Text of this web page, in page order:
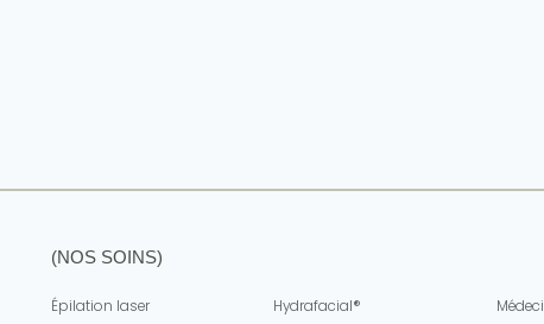
(NOS SOINS)
Épilation laser Hydrafacial®